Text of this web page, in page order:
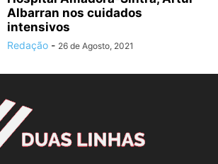
Albarran nos cuidados
intensivos
Redação - 26 de Agosto, 2021